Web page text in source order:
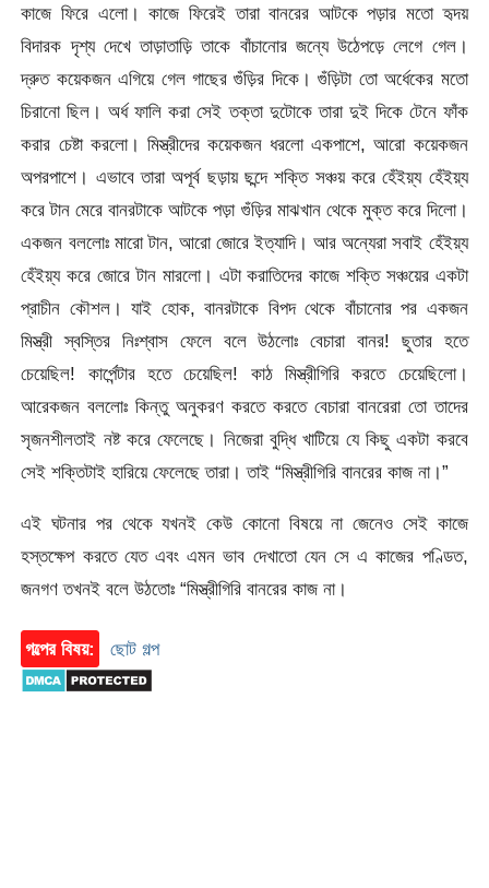
কাজে ফিরে এলো। কাজে ফিরেই তারা বানরের আটকে পড়ার মতো হৃদয়
বিদারক দৃশ্য দেখে তাড়াতাড়ি তাকে বাঁচানোর জন্যে উঠেপড়ে লেগে গেল।
দ্রুত কয়েকজন এগিয়ে গেল গাছের গুঁড়ির দিকে। গুঁড়িটা তো অর্ধেকের মতো
চিরানো ছিল। অর্ধ ফালি করা সেই তক্তা দুটোকে তারা দুই দিকে টেনে ফাঁক
করার চেষ্টা করলো। মিস্ত্রীদের কয়েকজন ধরলো একপাশে, আরো কয়েকজন
অপরপাশে। এভাবে তারা অপূর্ব ছড়ায় ছন্দে শক্তি সঞ্চয় করে হেঁইয়্য হেঁইয়্য
করে টান মেরে বানরটাকে আটকে পড়া গুঁড়ির মাঝখান থেকে মুক্ত করে দিলো।
একজন বললোঃ মারো টান, আরো জোরে ইত্যাদি। আর অন্যেরা সবাই হেঁইয়্য
হেঁইয়্য করে জোরে টান মারলো। এটা করাতিদের কাজে শক্তি সঞ্চয়ের একটা
প্রাচীন কৌশল। যাই হোক, বানরটাকে বিপদ থেকে বাঁচানোর পর একজন
মিস্ত্রী স্বস্তির নিঃশ্বাস ফেলে বলে উঠলোঃ বেচারা বানর! ছুতার হতে
চেয়েছিল! কার্পেন্টার হতে চেয়েছিল! কাঠ মিস্ত্রীগিরি করতে চেয়েছিলো।
আরেকজন বললোঃ কিন্তু অনুকরণ করতে করতে বেচারা বানরেরা তো তাদের
সৃজনশীলতাই নষ্ট করে ফেলেছে। নিজেরা বুদ্ধি খাটিয়ে যে কিছু একটা করবে
সেই শক্তিটাই হারিয়ে ফেলেছে তারা। তাই “মিস্ত্রীগিরি বানরের কাজ না।”
এই ঘটনার পর থেকে যখনই কেউ কোনো বিষয়ে না জেনেও সেই কাজে
হস্তক্ষেপ করতে যেত এবং এমন ভাব দেখাতো যেন সে এ কাজের পণ্ডিত,
জনগণ তখনই বলে উঠতোঃ “মিস্ত্রীগিরি বানরের কাজ না।
গল্পের বিষয়: ছোট গল্প